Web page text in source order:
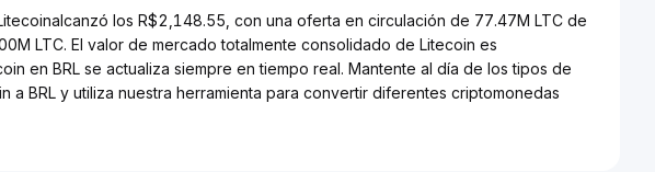
los R$2,148.55, con una oferta en circulación de 77.47M LTC de
LTC. El valor de mercado totalmente consolidado de Litecoin es
en BRL se actualiza siempre en tiempo real. Mantente al día de los tipos de
a BRL y utiliza nuestra herramienta para convertir diferentes criptomonedas